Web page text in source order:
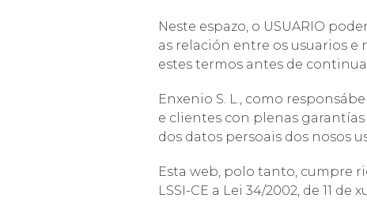
Neste espazo, o USUARIO
as relación entre os usuarios
estes termos antes de
Enxenio S. L., como
e clientes con plenas
dos datos persoais dos nosos
Esta web, polo tanto, cumpre
LSSI-CE a Lei 34/2002, de 11